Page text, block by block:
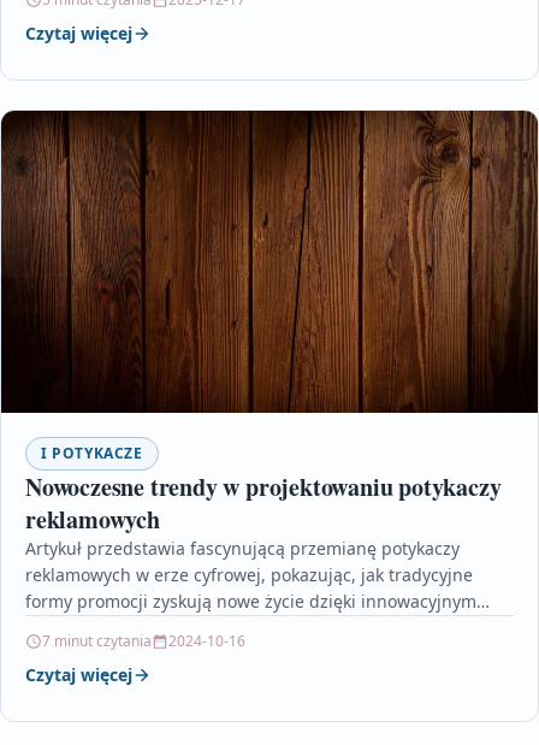
Czytaj więcej
I POTYKACZE
Nowoczesne trendy w projektowaniu potykaczy
reklamowych
Artykuł przedstawia fascynującą przemianę potykaczy
reklamowych w erze cyfrowej, pokazując, jak tradycyjne
formy promocji zyskują nowe życie dzięki innowacyjnym
7 minut czytania 2024-10-16
Czytaj więcej